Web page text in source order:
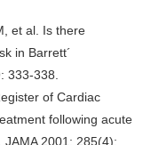
et al. Is there
in Barrett´
333-338.
of Cardiac
following acute
2001; 285(4):